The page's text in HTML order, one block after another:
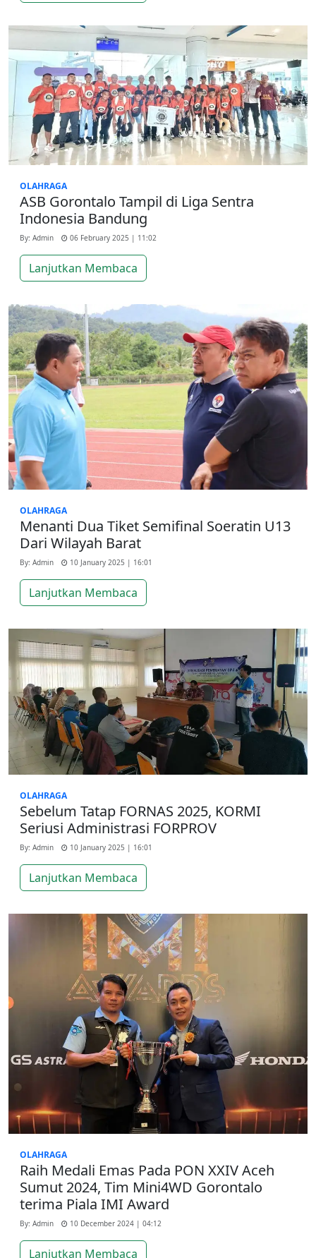
OLAHRAGA
ASB Gorontalo Tampil di Liga Sentra
Indonesia Bandung
By: Admin 06 February 2025 | 11:02
Lanjutkan Membaca
OLAHRAGA
Menanti Dua Tiket Semifinal Soeratin U13
Dari Wilayah Barat
By: Admin 10 January 2025 | 16:01
Lanjutkan Membaca
OLAHRAGA
Sebelum Tatap FORNAS 2025, KORMI
Seriusi Administrasi FORPROV
By: Admin 10 January 2025 | 16:01
Lanjutkan Membaca
OLAHRAGA
Raih Medali Emas Pada PON XXIV Aceh
Sumut 2024, Tim Mini4WD Gorontalo
terima Piala IMI Award
By: Admin 10 December 2024 | 04:12
Lanjutkan Membaca